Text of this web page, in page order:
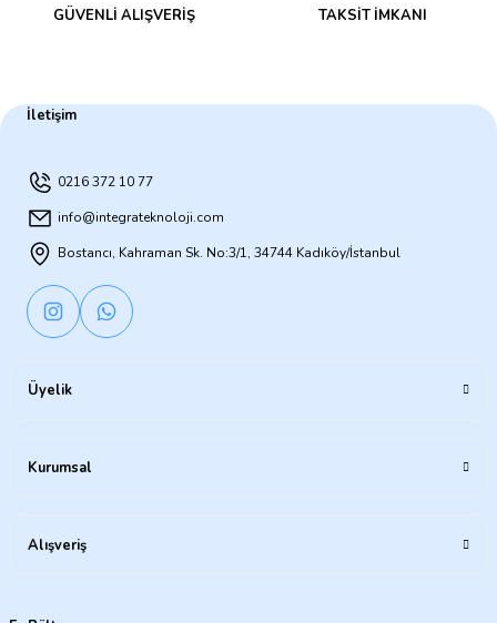
GÜVENLİ ALIŞVERİŞ TAKSİT İMKANI
İletişim
0216 372 10 77
info@integrateknoloji.com
Bostancı, Kahraman Sk. No:3/1, 34744 Kadıköy/İstanbul
Üyelik
Kurumsal
Alışveriş